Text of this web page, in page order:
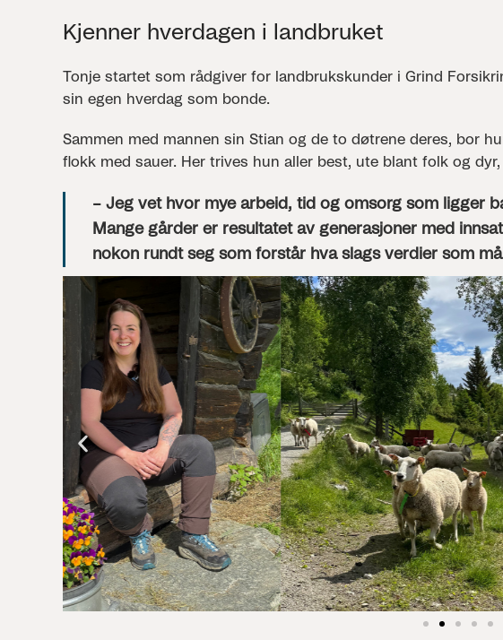
Kjenner hverdagen i landbruket
Tonje startet som rådgiver for landbrukskunder i Grind
sin egen hverdag som bonde.
Sammen med mannen sin Stian og de to døtrene deres, bor
flokk med sauer. Her trives hun aller best, ute blant folk og
– Jeg vet hvor mye arbeid, tid og omsorg som ligger
Mange gårder er resultatet av generasjoner med
nokon rundt seg som forstår hva slags verdier som